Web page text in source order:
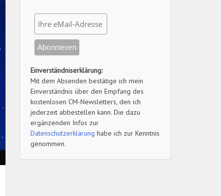
Einverständniserklärung:
Mit dem Absenden bestätige ich mein
Einverständnis über den Empfang des
kostenlosen CM-Newsletters, den ich
jederzeit abbestellen kann. Die dazu
ergänzenden Infos zur
Datenschutzerklärung habe ich zur Kenntnis
genommen.